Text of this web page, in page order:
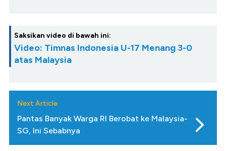
Saksikan video di bawah ini:
Video: Timnas Indonesia U-17 Menang 3-0
atas Malaysia
Next Article
Pantas Banyak Warga RI Berobat ke Malaysia-
SG, Ini Sebabnya